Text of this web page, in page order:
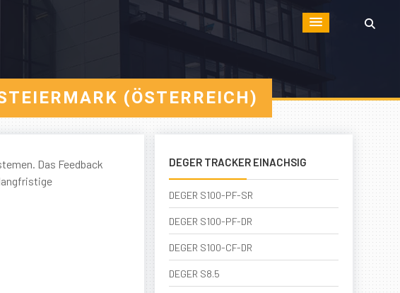
(ÖSTERREICH)
Das Feedback
DEGER TRACKER EINACHSIG
DEGER S100-PF-SR
DEGER S100-PF-DR
DEGER S100-CF-DR
DEGER S8.5